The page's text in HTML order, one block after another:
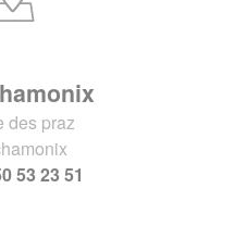
des praz
53 23 51